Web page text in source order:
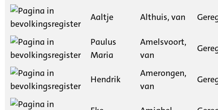
Aaltje Althuis, van
Paulus
Maria
Amelsvoort,
van
Hendrik
Amerongen,
van